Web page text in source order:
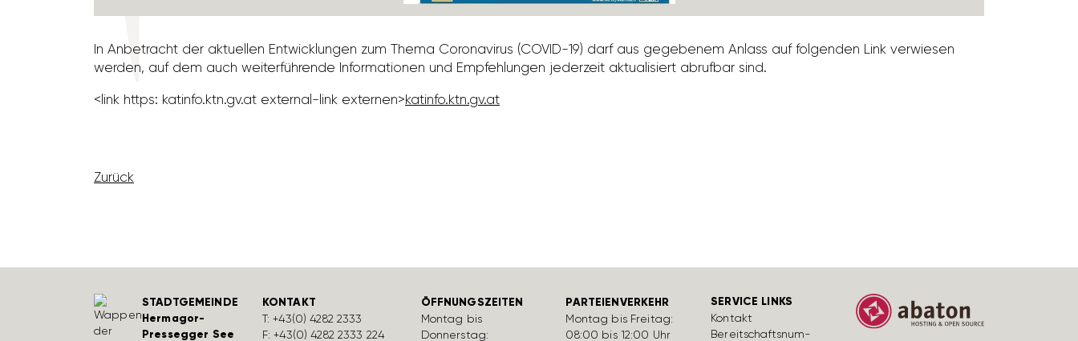
In Anbe­tracht der aktu­ellen Entwick­lungen zum Thema Coro­na­virus (COVID-19) darf aus gege­benem Anlass auf folgenden Link verwiesen
werden, auf dem auch weiter­füh­rende Infor­ma­tionen und Empfeh­lungen jeder­zeit aktua­li­siert abrufbar sind.
<link https: katinfo.ktn.gv.at external-link externen>katinfo.ktn.gv.at
Zurück
STADTGEMEINDE
Hermagor-
Pressegger See
KONTAKT
T:+43(0) 4282 2333
F: +43(0) 4282 2333 224
ÖFFNUNGSZEITEN
Montag bis
Donnerstag:
PARTEIENVERKEHR
Montag bis Freitag:
08:00 bis 12:00 Uhr
SERVICE LINKS
Kontakt
Bereit­schafts­num­